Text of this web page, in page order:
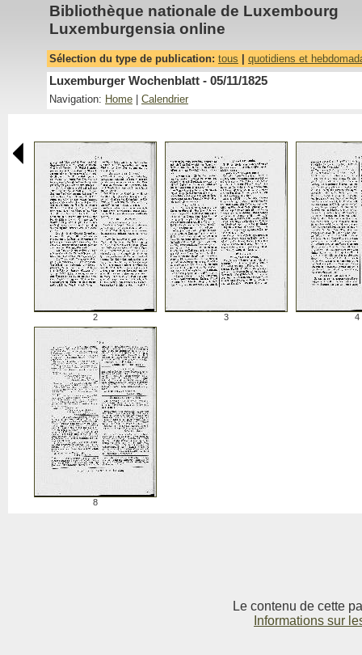
Bibliothèque nationale de Luxembourg
Luxemburgensia online
Sélection du type de publication: tous quotidiens et
Luxemburger Wochenblatt - 05/11/1825
Navigation: Home Calendrier
2 3 4
8
Le contenu de cette
Informations sur